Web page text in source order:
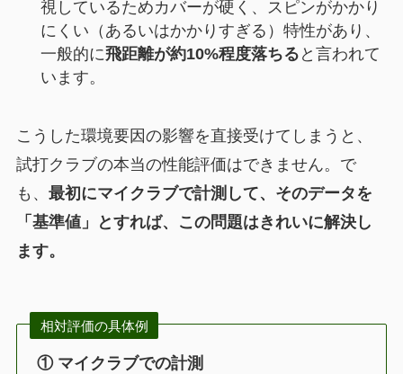
視しているためカバーが硬く、スピンがかかり
にくい（あるいはかかりすぎる）特性があり、
一般的に飛距離が約10%程度落ちる と言われて
います。
こうした環境要因の影響を直接受けてしまうと、
試打クラブの本当の性能評価はできません。で
も、 最初にマイクラブで計測して、そのデータを
「基準値」とすれば、この問題はきれいに解決し
ます。
相対評価の具体例
① マイクラブでの計測